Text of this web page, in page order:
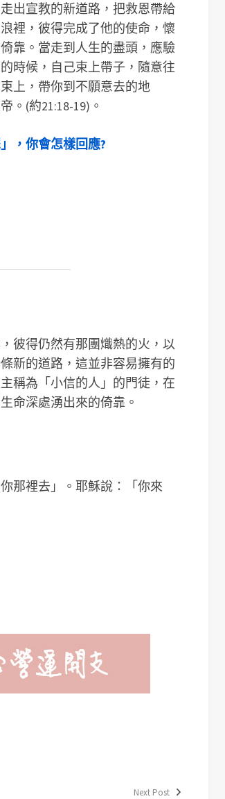
出宣教的新道路，把救恩帶給
裡，彼得完成了他的使命，懷
靠。當走到人生的盡頭，應驗
時候，自己束上帶子，隨意往
上，帶你到不願意去的地
。(約21:18-19)。
，你會怎樣回應?
彼得仍然有那團熾熱的火，以
新的道路，這並非容易擁有的
稱為「小信的人」的門徒，在
命深處湧出來的倚靠。
那裡去」。耶穌說：「你來
Next Post